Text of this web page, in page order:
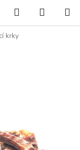
Hledat
KOŠÍK
krky